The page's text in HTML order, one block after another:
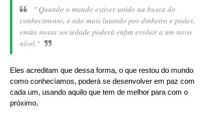
" Quando o mundo estiver unido na busca do
conhecimento, e não mais lutando por dinheiro e poder,
então nossa sociedade poderá enfim evoluir a um novo
nível."
Eles acreditam que dessa forma, o que restou do mundo
como conhecíamos, poderá se desenvolver em paz com
cada um, usando aquilo que tem de melhor para com o
próximo.